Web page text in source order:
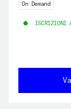
On Demand
ISCRIZIONI